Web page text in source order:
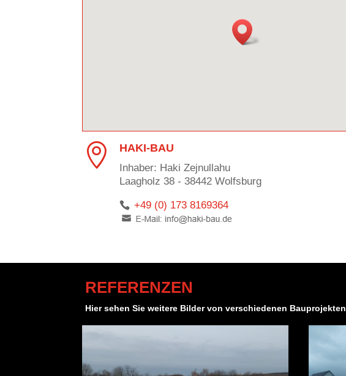
 HAKI-BAU
Inhaber: Haki Zejnullahu
Laagholz 38 - 38442 Wolfsburg
+49 (0) 173 8169364
REFERENZEN
Hier sehen Sie weitere Bilder von verschiedenen Bauprojekten